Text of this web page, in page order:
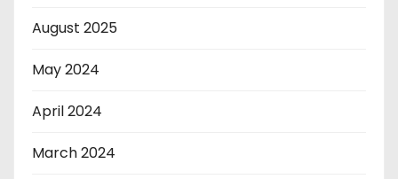
August 2025
May 2024
April 2024
March 2024